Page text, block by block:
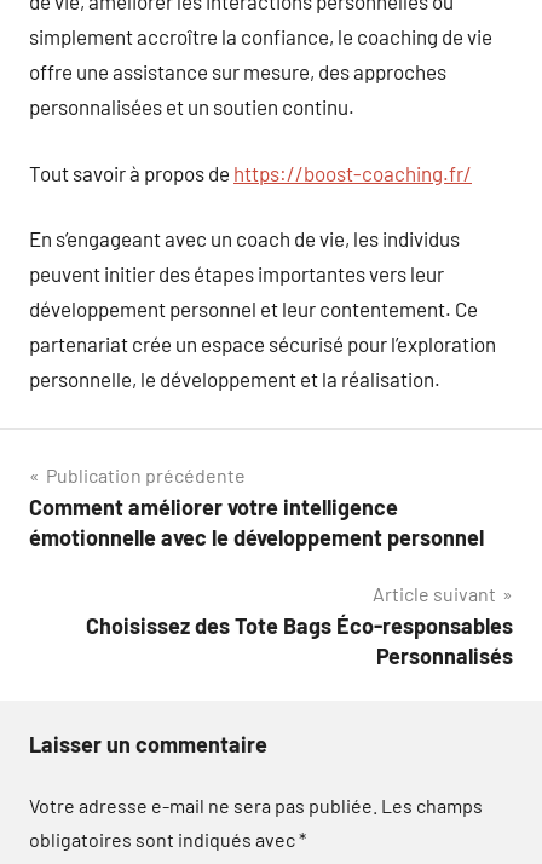
simplement accroître la confiance, le coaching de vie
offre une assistance sur mesure, des approches
personnalisées et un soutien continu.
Tout savoir à propos de https://boost-coaching.fr/
En s’engageant avec un coach de vie, les individus
peuvent initier des étapes importantes vers leur
développement personnel et leur contentement. Ce
partenariat crée un espace sécurisé pour l’exploration
personnelle, le développement et la réalisation.
Navigation
de
Publication précédente
Comment améliorer votre intelligence
émotionnelle avec le développement personnel
Article suivant
Choisissez des Tote Bags Éco-responsables
Personnalisés
Laisser un commentaire
Votre adresse e-mail ne sera pas publiée. Les champs
obligatoires sont indiqués avec*